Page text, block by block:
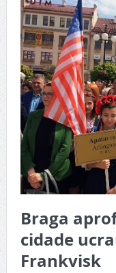
Braga
cidade
Frankvisk